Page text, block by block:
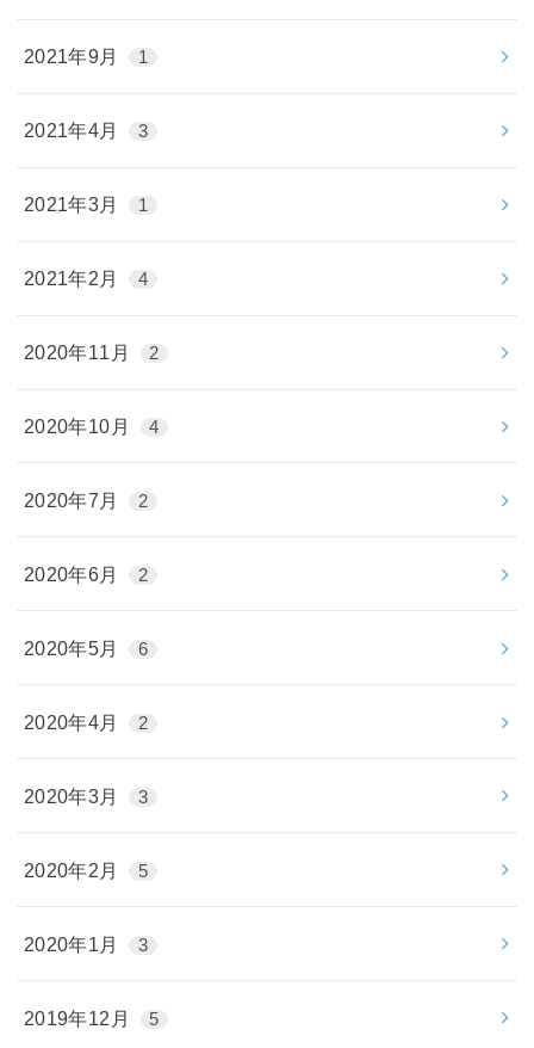
2021年9月 1
2021年4月 3
2021年3月 1
2021年2月 4
2020年11月 2
2020年10月 4
2020年7月 2
2020年6月 2
2020年5月 6
2020年4月 2
2020年3月 3
2020年2月 5
2020年1月 3
2019年12月 5